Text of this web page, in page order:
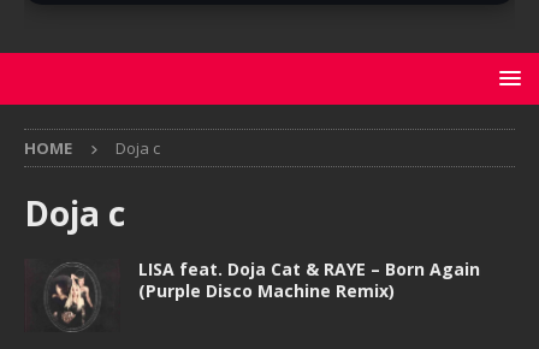
HOME Doja c
Doja c
LISA feat. Doja Cat & RAYE – Born Again
(Purple Disco Machine Remix)